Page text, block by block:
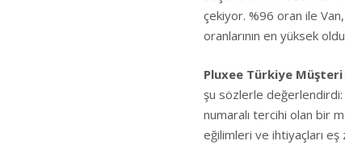
çekiyor. %96 oran ile
oranlarının en yüksek
Pluxee Türkiye Müşteri
şu sözlerle değerlendirdi:
numaralı tercihi olan bir
eğilimleri ve ihtiyaçları eş